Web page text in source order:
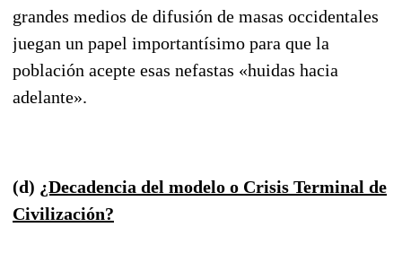
grandes medios de difusión de masas occidentales
juegan un papel importantísimo para que la
población acepte esas nefastas «huidas hacia
adelante».
(d) ¿Decadencia del modelo o Crisis Terminal de
Civilización?